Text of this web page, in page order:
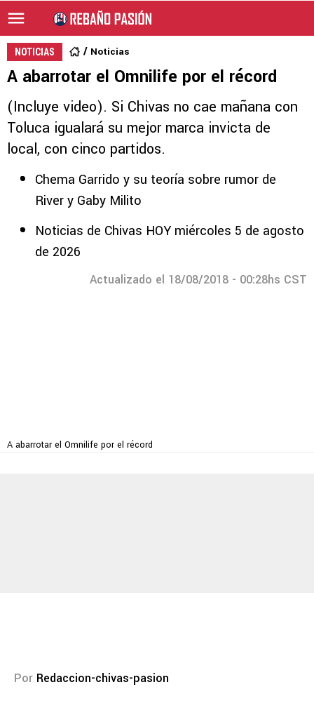
NOTICIAS Noticias
A abarrotar el Omnilife por el récord
(Incluye video). Si Chivas no cae mañana con
Toluca igualará su mejor marca invicta de
local, con cinco partidos.
Chema Garrido y su teoría sobre rumor de
River y Gaby Milito
Noticias de Chivas HOY miércoles 5 de agosto
de 2026
Actualizado el 18/08/2018 - 00:28hs CST
A abarrotar el Omnilife por el récord
Por Redaccion-chivas-pasion